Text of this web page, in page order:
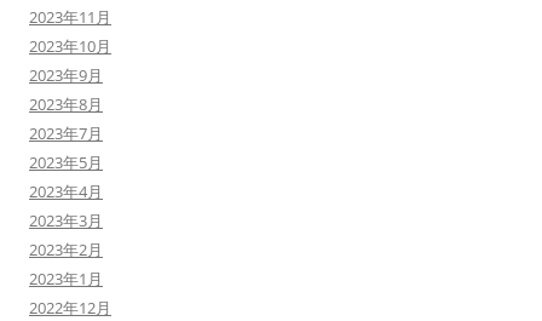
2023年11月
2023年10月
2023年9月
2023年8月
2023年7月
2023年5月
2023年4月
2023年3月
2023年2月
2023年1月
2022年12月